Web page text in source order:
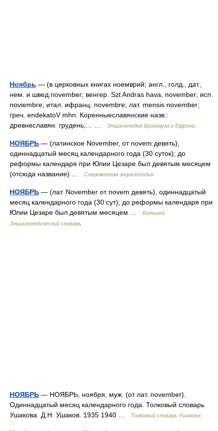
Ноябрь — (в церковных книгах ноемврий; англ., голд., дат.,
нем. и швед.november; венгер. Szt Andras hava, november; исп.
noviembre; итал. ифранц. novembre; лат. mensis november;
греч. endekatoV mhn. Коренныеславянские назв.:
древнеславян. грудень;… …
Энциклопедия Брокгауза и Ефрона
НОЯБРЬ — (латинское November, от novem девять),
одиннадцатый месяц календарного года (30 суток); до
реформы календаря при Юлии Цезаре был девятым месяцем
(отсюда название) …
Современная энциклопедия
НОЯБРЬ — (лат. November от novem девять), одиннадцатый
месяц календарного года (30 сут); до реформы календаря при
Юлии Цезаре был девятым месяцем …
Большой
Энциклопедический словарь
НОЯБРЬ — НОЯБРЬ, ноября, муж. (от лат. november).
Одиннадцатый месяц календарного года. Толковый словарь
Ушакова. Д.Н. Ушаков. 1935 1940 …
Толковый словарь Ушакова